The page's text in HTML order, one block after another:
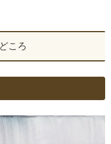
ころ